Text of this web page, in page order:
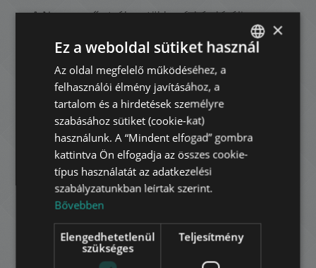
A Nagymező utcában több színház kínálja
előadásait a kultúra iránt érdeklődőknek. A
kerület Városligethez közel eső része elegáns
villáival számos ország nagykövetségének ad
otthont. A diákok az ELTE Pedagógia
Pszichológia Kara vagy a Zeneakadémia
közelsége miatt preferálhatják a környéket. Az
Andrássy úton több irodaház is várja az elegáns
lokációt kereső cégeket.
Havi bérleti díj:
805.000 HUF
2.200 EUR
az ár nem tartalmazza a közmű díjakat
FRENCH
ARABIC
×
Ez a weboldal sütiket használ
Az oldal megfelelő működéséhez, a
felhasználói élmény javításához, a
tartalom és a hirdetések személyre
szabásához sütiket (cookie-kat)
használunk. A “Mindent elfogad” gombra
kattintva Ön elfogadja az összes cookie-
típus használatát az adatkezelési
szabályzatunkban leírtak szerint.
Bővebben
Elengedhetetlenül
szükséges
Teljesítmény